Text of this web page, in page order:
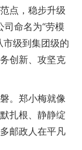
点，稳步升级
命名为“劳模
市级到集团级的
创新、攻坚克
。郑小梅就像
扎根、静静绽
邮政人在平凡